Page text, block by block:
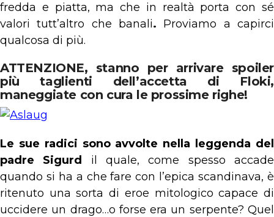
fredda e piatta, ma che in realtà porta con sé
valori tutt’altro che banali. Proviamo a capirci
qualcosa di più.
ATTENZIONE, stanno per arrivare spoiler
più taglienti dell’accetta di Floki,
maneggiate con cura le prossime righe!
Le sue radici sono avvolte nella leggenda del
padre Sigurd
il quale, come spesso accade
quando si ha a che fare con l’epica scandinava, è
ritenuto una sorta di eroe mitologico capace di
uccidere un drago…o forse era un serpente? Quel